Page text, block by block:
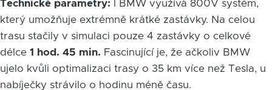
Technické parametry: I BMW využívá 800V systém,
který umožňuje extrémně krátké zastávky. Na celou
trasu stačily v simulaci pouze 4 zastávky o celkové
délce 1 hod. 45 min. Fascinující je, že ačkoliv BMW
ujelo kvůli optimalizaci trasy o 35 km více než Tesla, u
nabíječky strávilo o hodinu méně času.